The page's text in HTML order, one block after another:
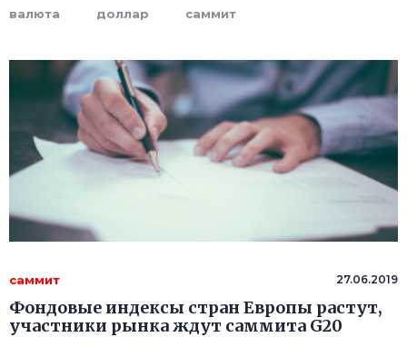
валюта доллар саммит
саммит 27.06.2019
Фондовые индексы стран Европы растут,
участники рынка ждут саммита G20